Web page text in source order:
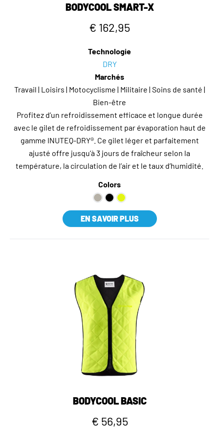
BODYCOOL SMART-X
€ 162,95
Technologie
DRY
Marchés
Travail | Loisirs | Motocyclisme | Militaire | Soins de santé |
Bien-être
Profitez d’un refroidissement efficace et longue durée
avec le gilet de refroidissement par évaporation haut de
gamme INUTEQ-DRY®. Ce gilet léger et parfaitement
ajusté offre jusqu’à 3 jours de fraîcheur selon la
température, la circulation de l’air et le taux d’humidité.
Colors
EN SAVOIR PLUS
BODYCOOL BASIC
€ 56,95